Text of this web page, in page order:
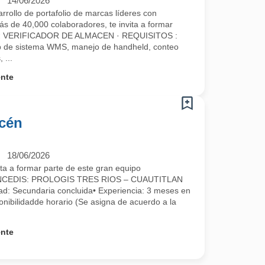
de portafolio de marcas líderes con
de 40,000 colaboradores, te invita a formar
DE ALMACEN · REQUISITOS :
sistema WMS, manejo de handheld, conteo
18/06/2026
a formar parte de este gran equipo
PROLOGIS TRES RIOS – CUAUTITLAN
Secundaria concluida• Experiencia: 3 meses en
horario (Se asigna de acuerdo a la